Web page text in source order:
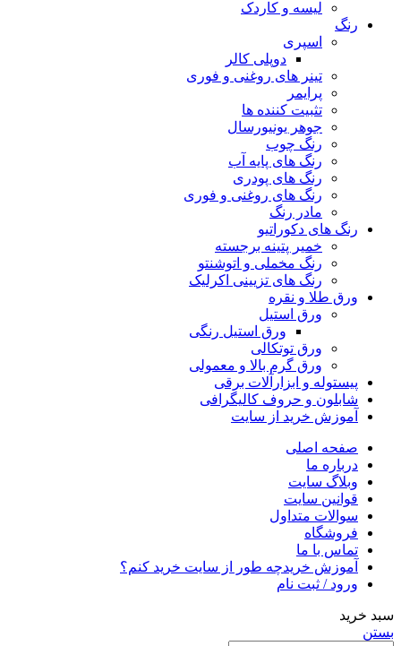
لیسه و کاردک
رنگ
اسپری
دوپلی کالر
تینر های روغنی و فوری
پرایمر
تثبیت کننده ها
جوهر یونیورسال
رنگ چوب
رنگ‌ های پایه آب
رنگ های پودری
رنگ‌ های روغنی و فوری
مادر رنگ
رنگ های دکوراتیو
خمیر پتینه برجسته
رنگ مخملی و اتوشنتو
رنگ های تزیینی اکرلیک
ورق طلا و نقره
ورق استیل
ورق استیل رنگی
ورق توتکالی
ورق گرم بالا و معمولی
پیستوله و ابزارآلات برقی
شابلون و حروف کالیگرافی
آموزش خرید از سایت
صفحه اصلی
درباره ما
وبلاگ سایت
قوانین سایت
سوالات متداول
فروشگاه
تماس با ما
آموزش خریدچه طور از سایت خرید کنم؟
ورود / ثبت نام
سبد خرید
بستن